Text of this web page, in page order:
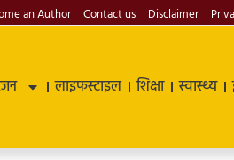
an Author Contact us Disclaimer
लाइफस्टाइल शिक्षा स्वास्थ्य